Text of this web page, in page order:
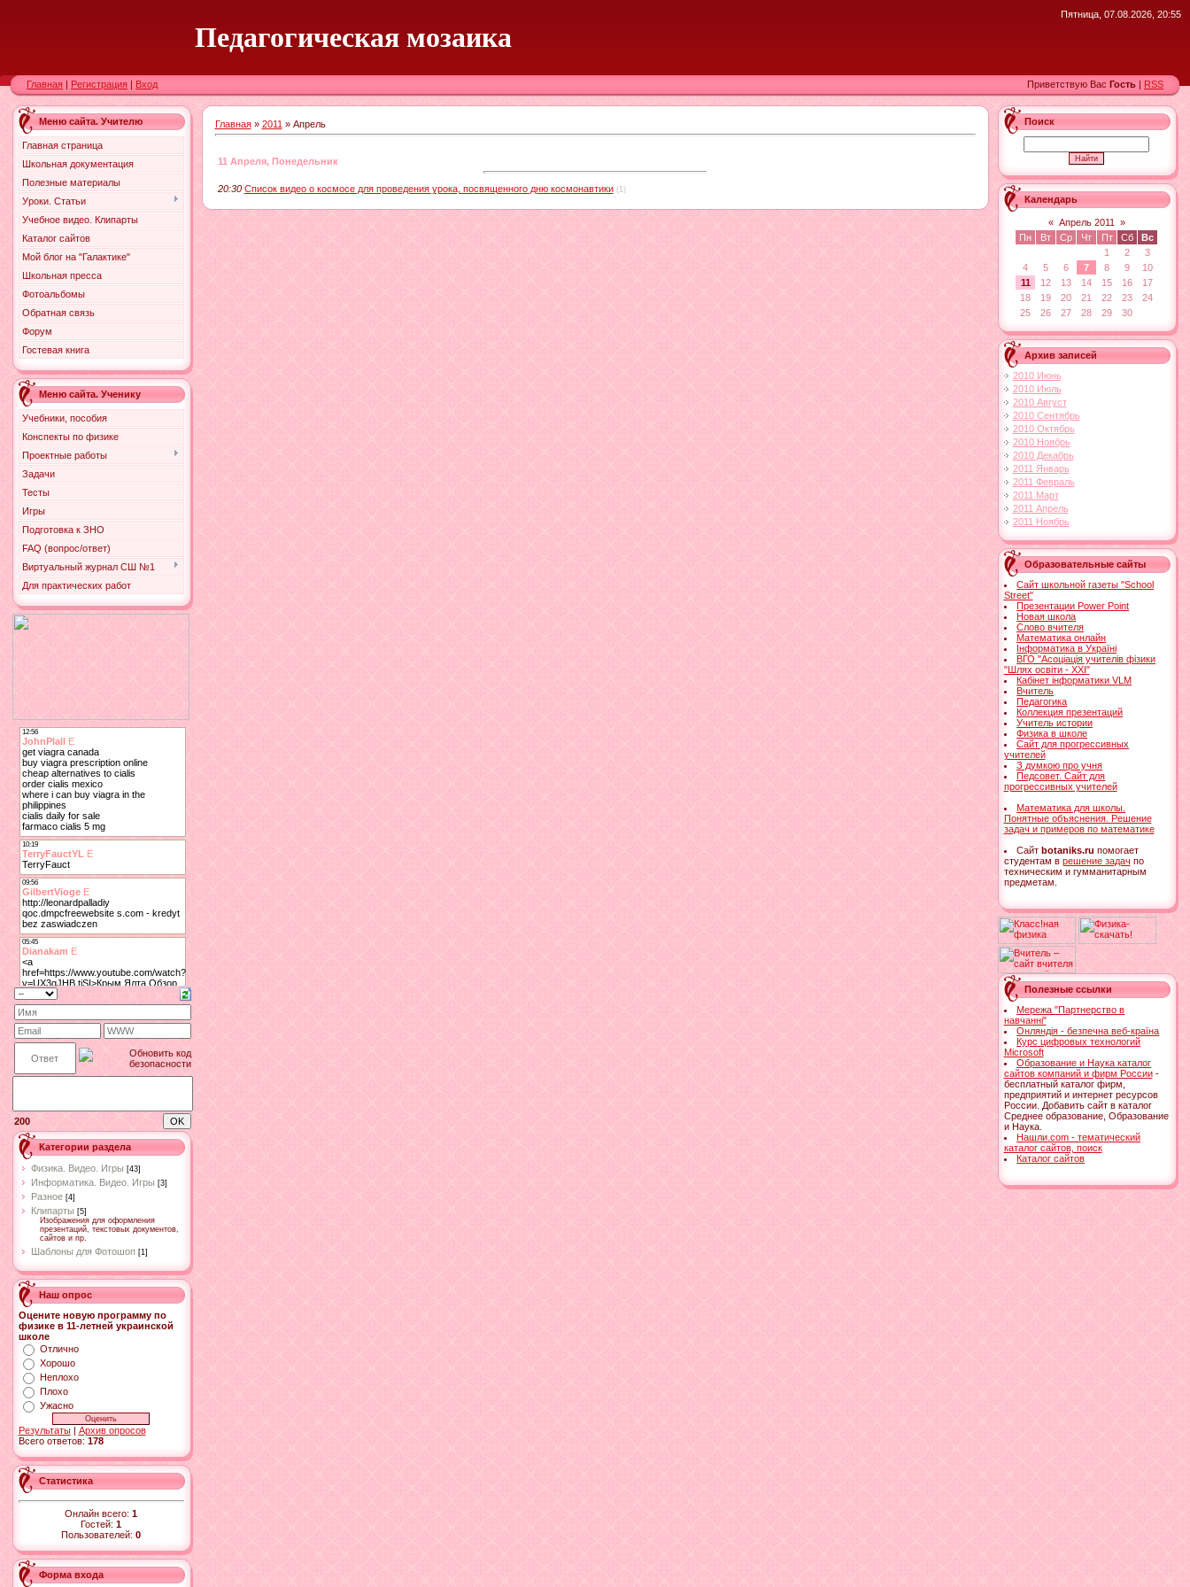
Педагогическая мозаика
Пятница, 07.08.2026, 20:55
Главная | Регистрация | Вход Приветствую Вас Гость | RSS
Меню сайта. Учителю
Главная страница
Школьная документация
Полезные материалы
Уроки. Статьи
Учебное видео. Клипарты
Каталог сайтов
Мой блог на "Галактике"
Школьная пресса
Фотоальбомы
Обратная связь
Форум
Гостевая книга
Меню сайта. Ученику
Учебники, пособия
Конспекты по физике
Проектные работы
Задачи
Тесты
Игры
Подготовка к ЗНО
FAQ (вопрос/ответ)
Виртуальный журнал СШ №1
Для практических работ
200
Категории раздела
Физика. Видео. Игры [43]
Информатика. Видео. Игры [3]
Разное [4]
Клипарты [5]
Изображения для оформления
презентаций, текстовых документов,
сайтов и пр.
Шаблоны для Фотошоп [1]
Наш опрос
Оцените новую программу по
физике в 11-летней украинской
школе
Отлично
Хорошо
Неплохо
Плохо
Ужасно
Результаты| Архив опросов
Всего ответов: 178
Статистика
Онлайн всего: 1
Гостей: 1
Пользователей: 0
Форма входа
Главная» 2011 » Апрель
11 Апреля, Понедельник
20:30 Список видео о космосе для проведения урока, посвященного дню космонавтики (1)
Поиск
Календарь
« Апрель 2011
»
Пн
Вт Ср Чт Пт Сб
Вс
1
2
3
4
5 6 7 8 9
10
11
12 13 14 15 16
17
18
19 20 21 22 23
24
25
26 27 28 29 30
Архив записей
2010 Июнь
2010 Июль
2010 Август
2010 Сентябрь
2010 Октябрь
2010 Ноябрь
2010 Декабрь
2011 Январь
2011 Февраль
2011 Март
2011 Апрель
2011 Ноябрь
Образовательные сайты
Сайт школьной газеты "School
Street"
Презентации Power Point
Новая школа
Слово вчителя
Математика онлайн
Інформатика в Україні
ВГО "Асоціація учителів фізики
"Шлях освіти - ХХІ"
Кабінет інформатики VLM
Вчитель
Педагогика
Коллекция презентаций
Учитель истории
Физика в школе
Сайт для прогрессивных
учителей
З думкою про учня
Педсовет. Сайт для
прогрессивных учителей
Математика для школы.
Понятные объяснения. Решение
задач и примеров по математике
Cайтbotaniks.ru помогает
студентам в решение задач по
техническим и гумманитарным
предметам.
Полезные ссылки
Мережа "Партнерство в
навчанні"
Онляндія - безпечна веб-країна
Курс цифровых технологий
Microsoft
Образование и Наука каталог
сайтов компаний и фирм России-
бесплатный каталог фирм,
предприятий и интернет ресурсов
России. Добавить сайт в каталог
Среднее образование, Образование
и Наука.
Нашли.com - тематический
каталог сайтов, поиск
Каталог сайтов